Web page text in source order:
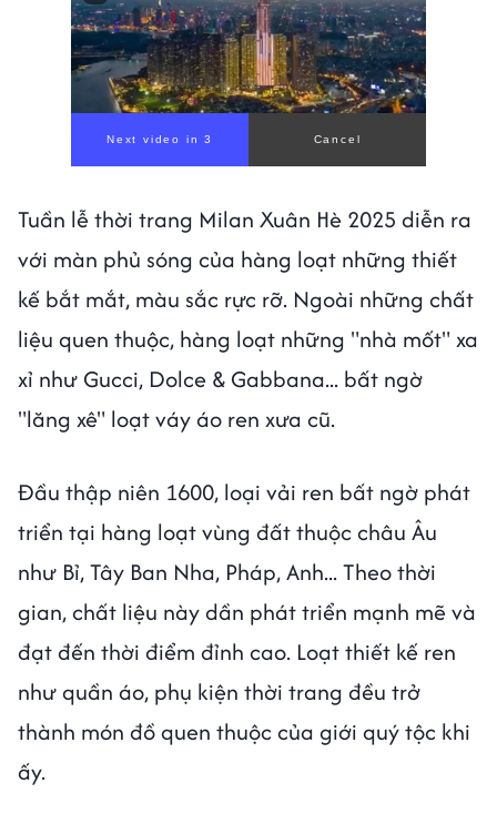
Tuần lễ thời trang Milan Xuân Hè 2025 diễn ra
với màn phủ sóng của hàng loạt những thiết
kế bắt mắt, màu sắc rực rỡ. Ngoài những chất
liệu quen thuộc, hàng loạt những "nhà mốt" xa
xỉ như Gucci, Dolce & Gabbana... bất ngờ
"lăng xê" loạt váy áo ren xưa cũ.
Đầu thập niên 1600, loại vải ren bất ngờ phát
triển tại hàng loạt vùng đất thuộc châu Âu
như Bỉ, Tây Ban Nha, Pháp, Anh... Theo thời
gian, chất liệu này dần phát triển mạnh mẽ và
đạt đến thời điểm đỉnh cao. Loạt thiết kế ren
như quần áo, phụ kiện thời trang đều trở
thành món đồ quen thuộc của giới quý tộc khi
ấy.